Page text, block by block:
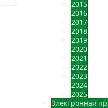
2015
2016
2017
2018
2019
2020
2021
2022
2023
2024
2025
Электронная